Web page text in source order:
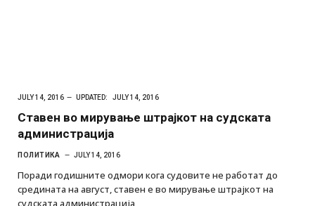
JULY 14, 2016 UPDATED: JULY 14, 2016
Ставен во мирување штрајкот на судската
администрација
ПОЛИТИКА JULY 14, 2016
Поради годишните одмори кога судовите не работат до
средината на август, ставен е во мирување штрајкот на
судската администрација